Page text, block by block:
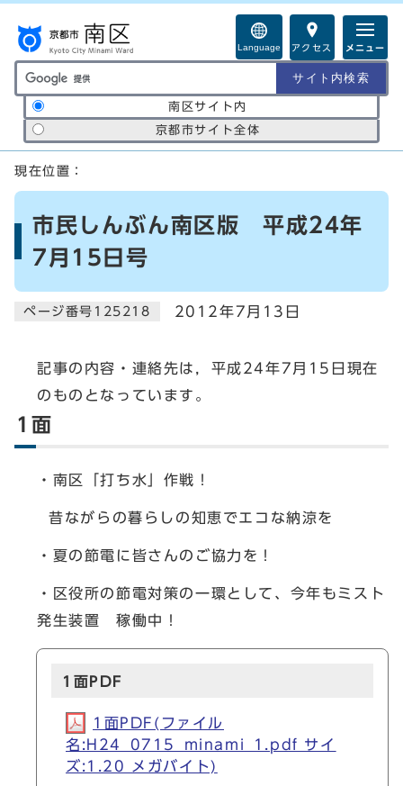
Language アクセス メニュー
サイト内検索の範囲
南区サイト内
京都市サイト全体
ここから本文です
現在位置：
市民しんぶん南区版 平成24年
7月15日号
ページ番号125218 2012年7月13日
記事の内容・連絡先は，平成24年7月15日現在
のものとなっています。
1面
・南区「打ち水」作戦！
昔ながらの暮らしの知恵でエコな納涼を
・夏の節電に皆さんのご協力を！
・区役所の節電対策の一環として、今年もミスト
発生装置 稼働中！
1面PDF
1面PDF(ファイル
名:H24_0715_minami_1.pdf サイ
ズ:1.20 メガバイト)